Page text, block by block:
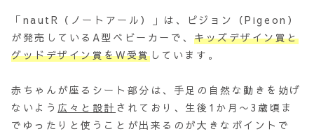
「nautR（ノートアール）」は、ピジョン（Pigeon）
が発売しているA型ベビーカーで、 キッズデザイン賞と
グッドデザイン賞をW受賞しています。
赤ちゃんが座るシート部分は、手足の自然な動きを妨げ
ないよう 広々と設計 されており、生後1か月〜3歳頃ま
でゆったりと使うことが出来るのが大きなポイントで